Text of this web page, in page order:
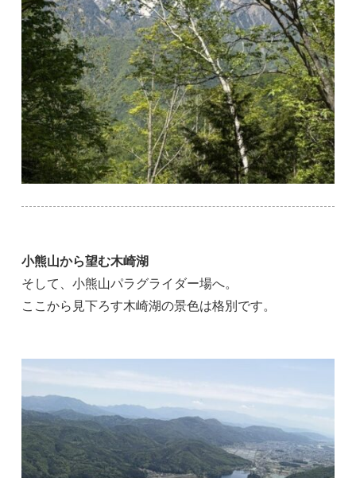
小熊山から望む木崎湖
そして、小熊山パラグライダー場へ。
ここから見下ろす木崎湖の景色は格別です。